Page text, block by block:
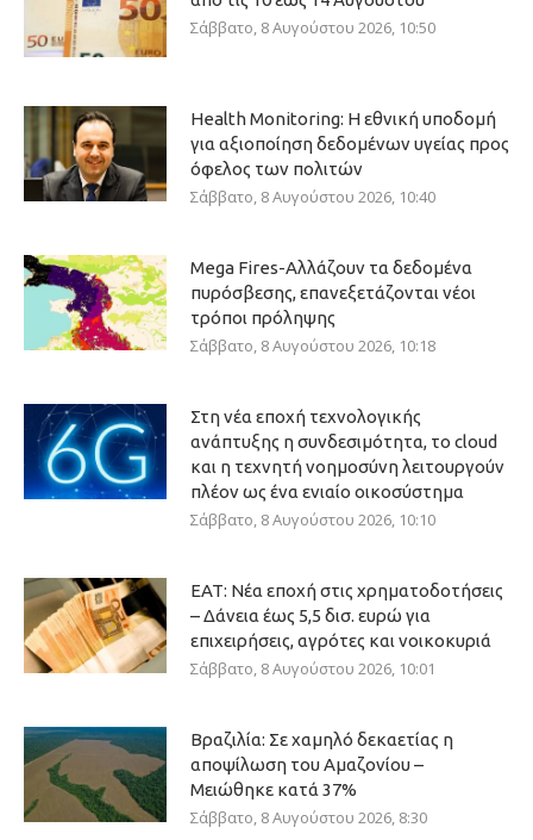
Σάββατο, 8 Αυγούστου 2026, 10:50
Health Monitoring: Η εθνική υποδομή
για αξιοποίηση δεδομένων υγείας προς
όφελος των πολιτών
Σάββατο, 8 Αυγούστου 2026, 10:40
Mega Fires-Αλλάζουν τα δεδομένα
πυρόσβεσης, επανεξετάζονται νέοι
τρόποι πρόληψης
Σάββατο, 8 Αυγούστου 2026, 10:18
Στη νέα εποχή τεχνολογικής
ανάπτυξης η συνδεσιμότητα, το cloud
και η τεχνητή νοημοσύνη λειτουργούν
πλέον ως ένα ενιαίο οικοσύστημα
Σάββατο, 8 Αυγούστου 2026, 10:10
ΕΑΤ: Νέα εποχή στις χρηματοδοτήσεις
– Δάνεια έως 5,5 δισ. ευρώ για
επιχειρήσεις, αγρότες και νοικοκυριά
Σάββατο, 8 Αυγούστου 2026, 10:01
Βραζιλία: Σε χαμηλό δεκαετίας η
αποψίλωση του Αμαζονίου –
Μειώθηκε κατά 37%
Σάββατο, 8 Αυγούστου 2026, 8:30